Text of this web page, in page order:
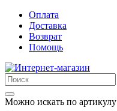
Оплата
Доставка
Возврат
Помощь
Можно искать по артикулу